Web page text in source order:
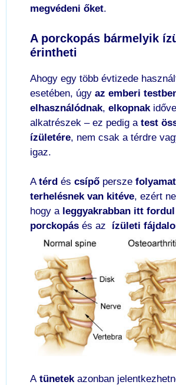
megvédeni őket.
A porckopás bármelyik
érintheti
Ahogy egy több évtizede
esetében, úgy az emberi
elhasználódnak, elkopnak
alkatrészek – ez pedig a test
ízületére, nem csak a térdre
igaz.
Atérd és csípő persze
terhelésnek van kitéve, ezért
hogy a leggyakrabban itt
porckopás és az ízületi
Atünetekazonban